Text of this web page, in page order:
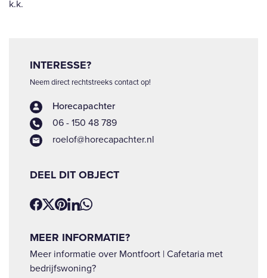
k.k.
INTERESSE?
Neem direct rechtstreeks contact op!
Horecapachter
06 - 150 48 789
roelof@horecapachter.nl
DEEL DIT OBJECT
MEER INFORMATIE?
Meer informatie over Montfoort | Cafetaria met
bedrijfswoning?